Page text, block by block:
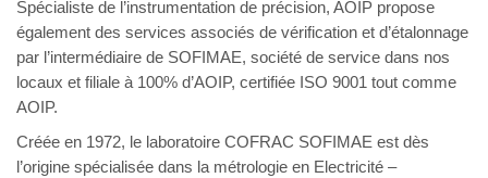
Spécialiste de l’instrumentation de précision, AOIP propose
également des services associés de vérification et d’étalonnage
par l’intermédiaire de SOFIMAE, société de service dans nos
locaux et filiale à 100% d’AOIP, certifiée ISO 9001 tout comme
AOIP.
Créée en 1972, le laboratoire COFRAC SOFIMAE est dès
l’origine spécialisée dans la métrologie en Electricité –